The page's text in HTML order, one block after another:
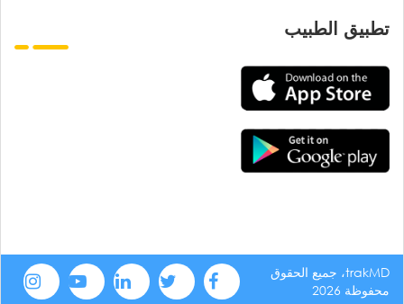
تطبيق الطبيب
trakMD، جميع الحقوق
محفوظة 2026